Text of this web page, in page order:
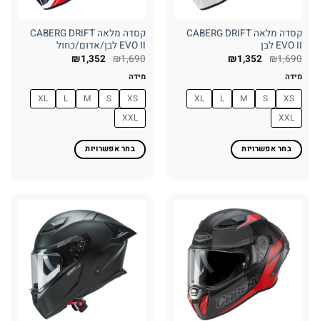
קסדה מלאה CABERG DRIFT
EVO II לבן
₪1,690
₪1,352
מידה
XS
S
M
L
XL
XXL
בחר אפשרויות
סוגים.
ניתן
לבחור
האפשרויות
קסדה מלאה CABERG DRIFT
EVO II לבן/אדום/כחול
₪1,690
₪1,352
מידה
XS
S
M
L
XL
XXL
בחר אפשרויות
סוגים.
ניתן
לבחור
האפשרויות